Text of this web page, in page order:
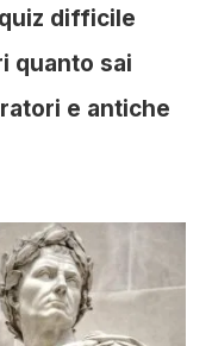
difficile
quanto sai
e antiche